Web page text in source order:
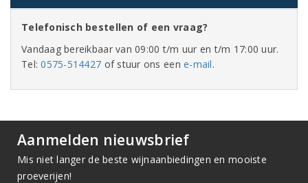
Telefonisch bestellen of een vraag?
Vandaag bereikbaar van 09:00 t/m uur en t/m 17:00 uur.
Tel:0575-514427 of stuur ons eene-mail.
Aanmelden nieuwsbrief
Mis niet langer de beste wijnaanbiedingen en mooiste
proeverijen!